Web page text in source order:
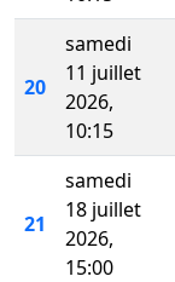
20
samedi
11 juillet
2026,
10:15
21
samedi
18 juillet
2026,
15:00